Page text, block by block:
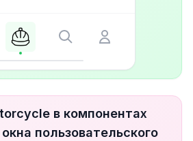
в компонентах
пользовательского